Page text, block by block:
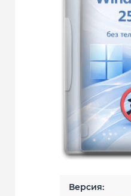
Версия: